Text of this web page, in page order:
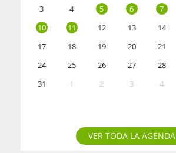
3
4 5 6 7
10
11 12 13 14
17
18 19 20 21
24
25 26 27 28
31
1 2 3 4
VER TODA LA AGENDA